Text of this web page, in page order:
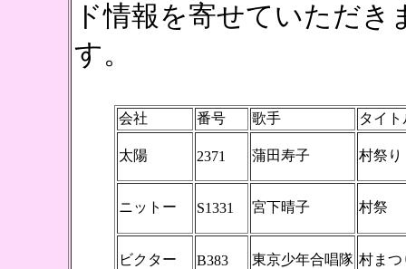
ド情報を寄せていただ
す。
会社 番号 歌手 タイト
太陽 2371 蒲田寿子 村祭り
ニットー S1331 宮下晴子 村祭
ビクター B383 東京少年合唱隊 村まつ